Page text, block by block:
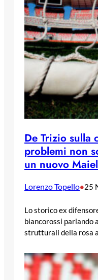
De Trizio sulla
problemi non
un nuovo
Lorenzo Topello•25
Lo storico ex
biancorossi parlando
strutturali della rosa